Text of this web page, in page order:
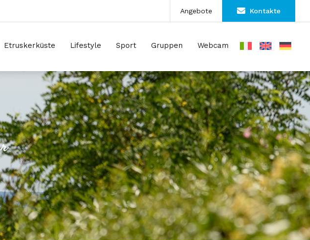
Angebote Kontakte
Etruskerküste Lifestyle Sport Gruppen Webcam